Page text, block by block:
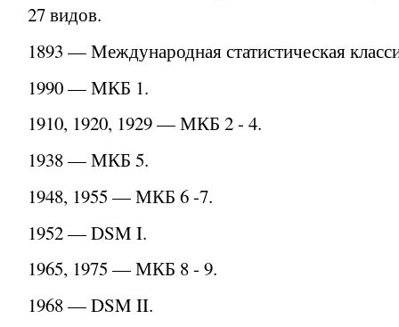
27 видов.
1893 — Международная статистическая
1990 — МКБ 1.
1910, 1920, 1929 — МКБ 2 - 4.
1938 — МКБ 5.
1948, 1955 — МКБ 6 -7.
1952 — DSM I.
1965, 1975 — МКБ 8 - 9.
1968 — DSM II.